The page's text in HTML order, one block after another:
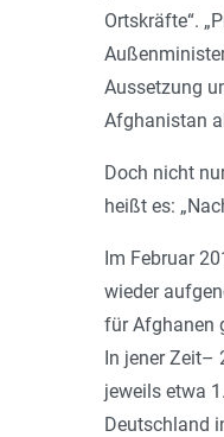
Ortskräfte“.
Aussetzung
Afghanistan
Doch nicht
heißt es:
Im Februar
wieder
für Afghanen
In jener Zeit–
jeweils etwa
Deutschland